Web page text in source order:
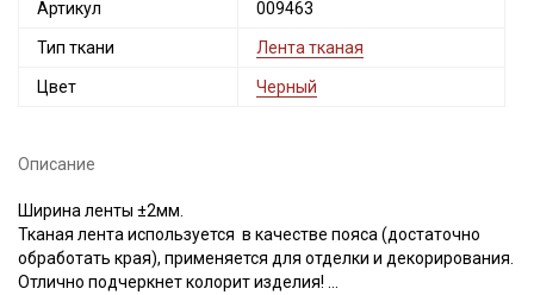
Артикул 009463
Тип ткани Лента тканая
Цвет Черный
Описание
Ширина ленты ±2мм.
Тканая лента используется в качестве пояса (достаточно
обработать края), применяется для отделки и декорирования.
Отлично подчеркнет колорит изделия!
Секретная рассылка от Купава
Мы публикуем здесь дополнительные
промокоды и скидки до 30% на узкие
категории тканей